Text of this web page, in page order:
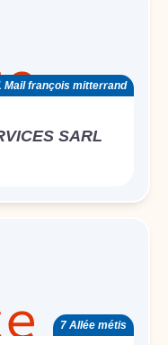
Mail françois mitterrand
SARL
7 Allée métis